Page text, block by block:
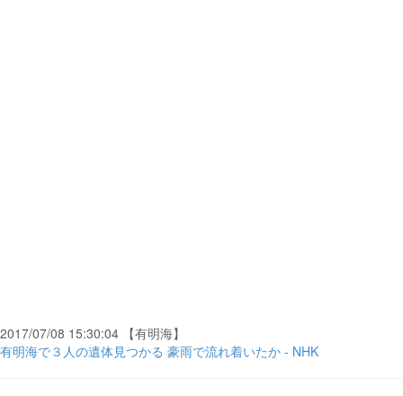
2017/07/08 15:30:04 【有明海】
有明海で３人の遺体見つかる 豪雨で流れ着いたか - NHK